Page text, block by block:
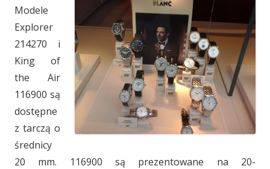
Modele
Explorer
214270 i
King of
the Air
116900 są
dostępne
z tarczą o
średnicy
20 mm. 116900 są prezentowane na 20-